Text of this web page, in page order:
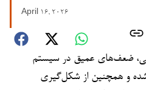
April 16, 2026
ضعف‌های عمیق در سیستم
شده و همچنین از شکل‌گیری